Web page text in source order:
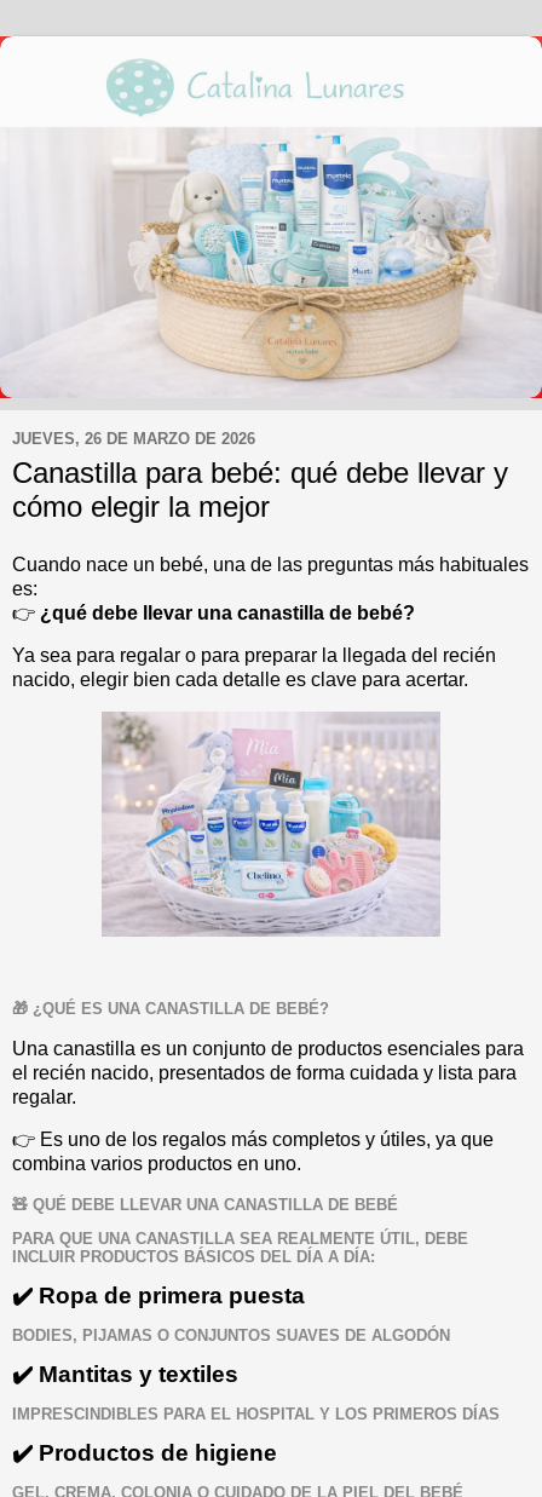
JUEVES, 26 DE MARZO DE 2026
Canastilla para bebé: qué debe llevar y
cómo elegir la mejor
Cuando nace un bebé, una de las preguntas más habituales
es:
👉 ¿qué debe llevar una canastilla de bebé?
Ya sea para regalar o para preparar la llegada del recién
nacido, elegir bien cada detalle es clave para acertar.
🎁 ¿QUÉ ES UNA CANASTILLA DE BEBÉ?
Una canastilla es un conjunto de productos esenciales para
el recién nacido, presentados de forma cuidada y lista para
regalar.
👉 Es uno de los regalos más completos y útiles, ya que
combina varios productos en uno.
🧸 QUÉ DEBE LLEVAR UNA CANASTILLA DE BEBÉ
PARA QUE UNA CANASTILLA SEA REALMENTE ÚTIL, DEBE
INCLUIR PRODUCTOS BÁSICOS DEL DÍA A DÍA:
✔️ Ropa de primera puesta
BODIES, PIJAMAS O CONJUNTOS SUAVES DE ALGODÓN
✔️ Mantitas y textiles
IMPRESCINDIBLES PARA EL HOSPITAL Y LOS PRIMEROS DÍAS
✔️ Productos de higiene
GEL, CREMA, COLONIA O CUIDADO DE LA PIEL DEL BEBÉ